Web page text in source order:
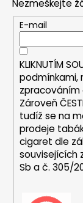
CARTRIDGE
-
TOP
FILL
0,8
OHM
98
Kč
Nezmeškejte
E-mail
KLIKNUTÍM
podmínkami,
zpracováním
Zároveň
tudíž se na
prodeje
cigaret dle
souvisejících
Sb a č. 305/